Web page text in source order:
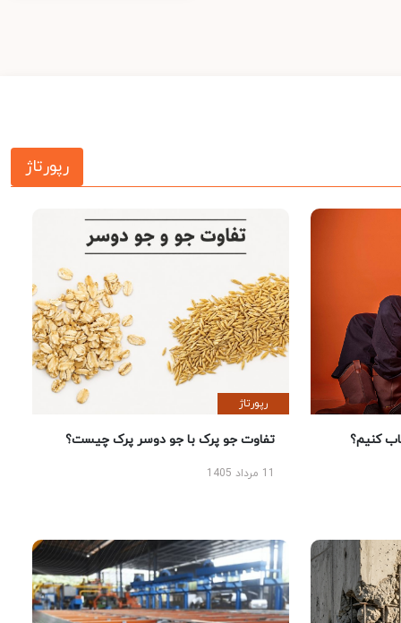
رپورتاژ
کنیم؟
رپورتاژ
تفاوت جو پرک با جو دوسر پرک چیست؟